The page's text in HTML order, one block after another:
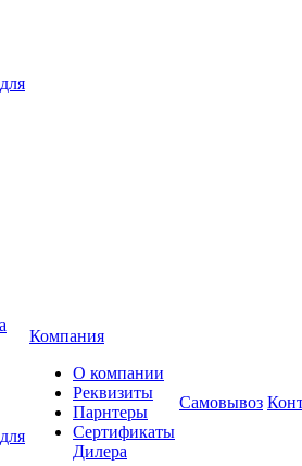
Компания
О компании
Реквизиты
Парнтеры
Сертификаты
Дилера
Самовывоз